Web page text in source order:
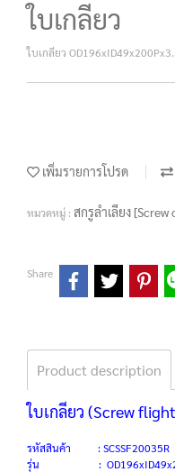
ใบเกลียว
ใบเกลียว
เพิ่มรายการโปรด
หมวดหมู่ : สกรูลำเลียง [Screw
Share
Product description
ใบเกลียว (Screw
รหัสสินค้า : SCSSF20035R
รุ่น :